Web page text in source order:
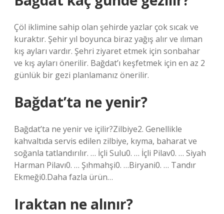
Çöl iklimine sahip olan şehirde yazlar çok sıcak ve
kuraktır. Şehir yıl boyunca biraz yağış alır ve ılıman
kış ayları vardır. Şehri ziyaret etmek için sonbahar
ve kış ayları önerilir. Bağdat’ı keşfetmek için en az 2
günlük bir gezi planlamanız önerilir.
Bağdat’ta ne yenir?
Bağdat’ta ne yenir ve içilir?Zilbiye2. Genellikle
kahvaltıda servis edilen zilbiye, kıyma, baharat ve
soğanla tatlandırılır. … İçli Sulu0. … İçli Pilav0. … Siyah
Harman Pilavı0. … Şıhmahşi0. …Biryani0. … Tandır
Ekmeği0.Daha fazla ürün…
Iraktan ne alınır?